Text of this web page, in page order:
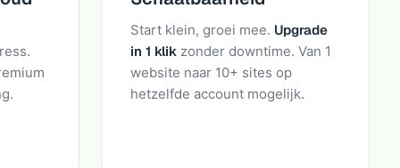
Start klein, groei mee. Upgrade
in 1 klik zonder downtime. Van 1
website naar 10+ sites op
hetzelfde account mogelijk.